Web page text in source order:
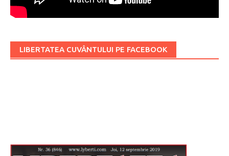
LIBERTATEA CUVÂNTULUI PE FACEBOOK